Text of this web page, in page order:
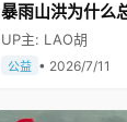
暴雨山洪为什么
UP主: LAO胡
公益 • 2026/7/11